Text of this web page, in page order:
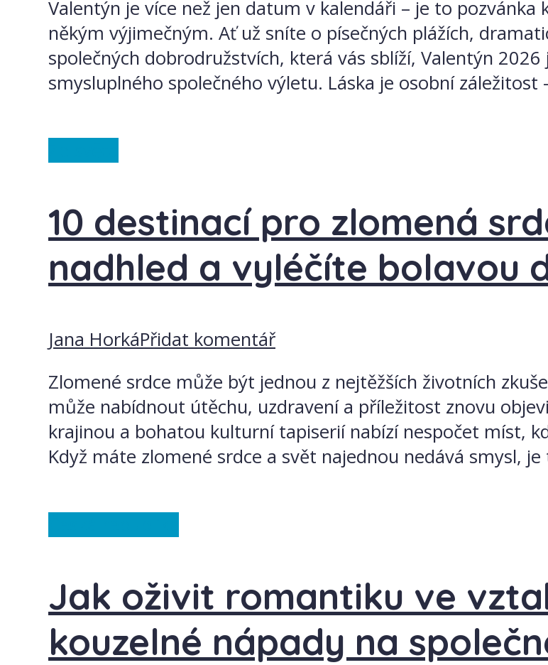
Valentýn je více než jen datum v kalendáři – je to
někým výjimečným. Ať už sníte o písečných plážích,
společných dobrodružstvích, která vás sblíží, Valentýn
smysluplného společného výletu. Láska je osobní záležitost
10 destinací pro zlomená
nadhled a vyléčíte bolavou
Jana HorkáPřidat komentář
Zlomené srdce může být jednou z nejtěžších životních
může nabídnout útěchu, uzdravení a příležitost znovu
krajinou a bohatou kulturní tapiserií nabízí nespočet míst,
Když máte zlomené srdce a svět najednou nedává smysl, je
Jak oživit romantiku ve
kouzelné nápady na